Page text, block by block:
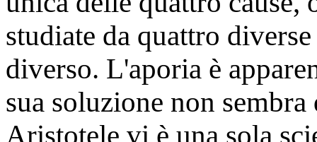
studiate da quattro
diverso. L'aporia è
sua soluzione non
Aristotele vi è una sola